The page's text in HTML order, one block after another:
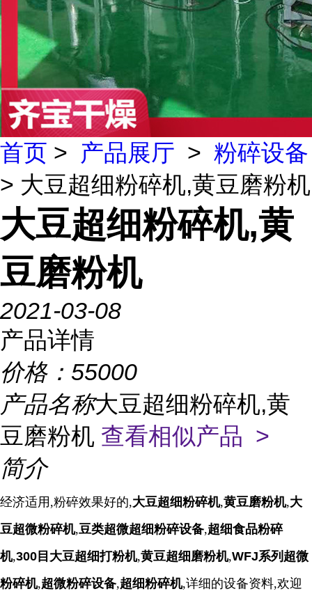
首页 > 产品展厅 > 粉碎设备
> 大豆超细粉碎机,黄豆磨粉机
大豆超细粉碎机,黄
豆磨粉机
2021-03-08
产品详情
价格： 55000
产品名称大豆超细粉碎机,黄
豆磨粉机 查看相似产品 >
简介
经济适用,粉碎效果好的,大豆超细粉碎机,黄豆磨粉机,大
豆超微粉碎机,豆类超微超细粉碎设备,超细食品粉碎
机,300目大豆超细打粉机,黄豆超细磨粉机,WFJ系列超微
粉碎机,超微粉碎设备,超细粉碎机,详细的设备资料,欢迎